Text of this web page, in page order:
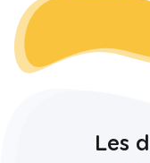
Les